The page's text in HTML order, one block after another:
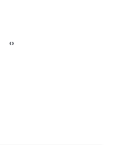
‹›